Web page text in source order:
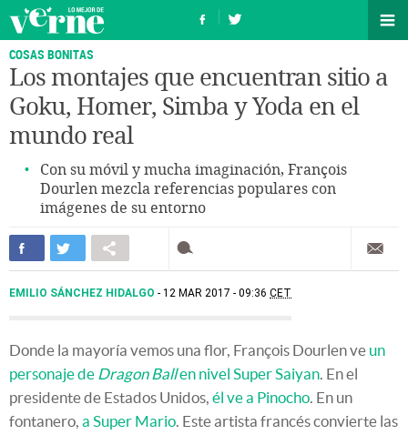
COSAS BONITAS
Los montajes que encuentran sitio a
Goku, Homer, Simba y Yoda en el
mundo real
Con su móvil y mucha imaginación, François
Dourlen mezcla referencias populares con
imágenes de su entorno
EMILIO SÁNCHEZ HIDALGO 12 MAR 2017 - 09:36 CET
Donde la mayoría vemos una flor, François Dourlen ve un
personaje de Dragon Ballen nivel Super Saiyan. En el
presidente de Estados Unidos, él ve a Pinocho. En un
fontanero, a Super Mario. Este artista francés convierte las